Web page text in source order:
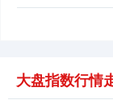
大盘指数行情